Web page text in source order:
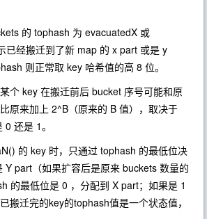
的 tophash 为 evacuatedX 或
已经搬迁到了新 map 的 x part 或是 y
则正常取 key 哈希值的高 8 位。
某个 key 在搬迁前后 bucket 序号可能和原
原来加上 2^B（原来的 B 值），取决于
还是 1。
的 key 时，只通过 tophash 的最低位决
Y part（如果扩容后是原来 buckets 数量的
的最低位是 0 ，分配到 X part；如果是 1
搬迁完的key的tophash值是一个状态值，